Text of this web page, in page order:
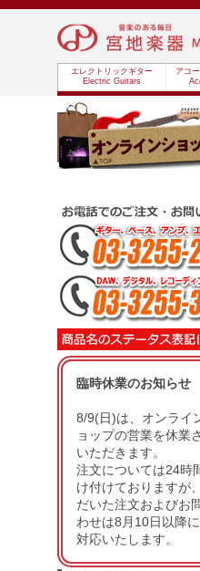
エレクトリックギター
Electric Guitars
アコ
臨時休業のお知らせ
8/9(日)は、オンライ
ョップの営業を休業
いただきます。
注文については24時
け付けておりますが
だいた注文およびお
わせは8月10日以降
対応いたします。